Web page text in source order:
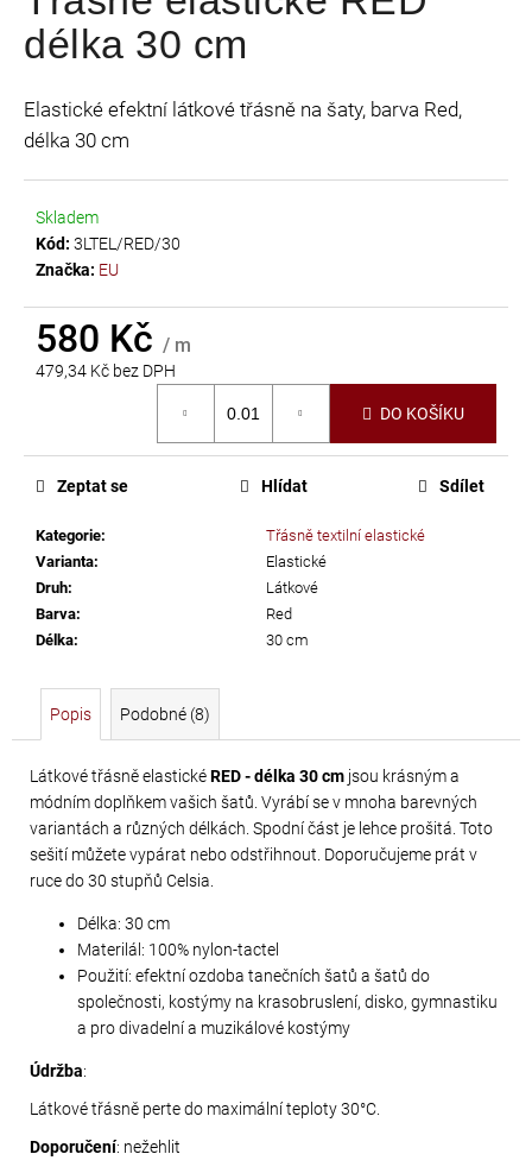
je
0,0
hvězdiček.
délka 30 cm
Elastické efektní látkové třásně na šaty, barva Red,
délka 30 cm
Skladem
Kód: 3LTEL/RED/30
Značka: EU
580 Kč / m
479,34 Kč bez DPH
DO KOŠÍKU
Kategorie:
Třásně textilní elastické
Varianta:
Elastické
Druh:
Látkové
Barva:
Red
Délka: 30 cm
Zeptat se Hlídat Sdílet
Popis Podobné (8)
Látkové třásně elastickéRED - délka 30 cm jsou krásným a
módním doplňkem vašich šatů. Vyrábí se v mnoha barevných
variantách a různých délkách. Spodní část je lehce prošitá. Toto
sešití můžete vypárat nebo odstřihnout. Doporučujeme prát v
ruce do 30 stupňů Celsia.
Délka: 30 cm
Materilál: 100% nylon-tactel
Použití: efektní ozdoba tanečních šatů a šatů do
společnosti, kostýmy na krasobruslení, disko, gymnastiku
a pro divadelní a muzikálové kostýmy
Údržba:
Látkové třásně perte do maximální teploty 30°C.
Doporučení: nežehlit
a
j
t
?
D
o
č
u
e
m
PRECIOSA
VIVA12
NH
SS-
5
CRYSTAL